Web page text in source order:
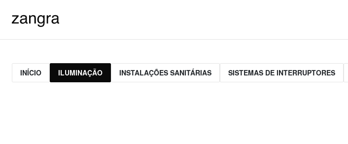
INÍCIO ILUMINAÇÃO INSTALAÇÕES SANITÁRIAS SISTEMAS DE INTERRUPTORES